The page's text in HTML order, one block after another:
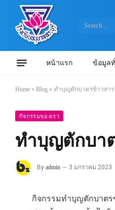
หน้าแรก ข้อมูล
Home » Blog » ทำบุญตักบาตรข้าวสาร
กิจกรรมของเรา
ทำบุญตักบา
By admin 3 มกราคม 2023
กิจกรรมทำบุญตักบาตร